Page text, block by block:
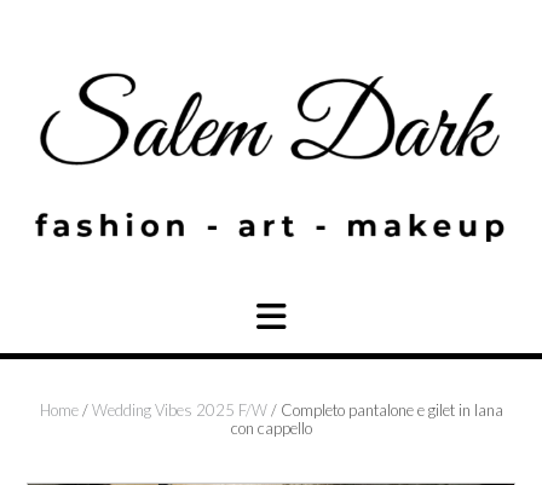
Home/Wedding Vibes 2025 F/W/ Completo pantalone e gilet in lana
con cappello